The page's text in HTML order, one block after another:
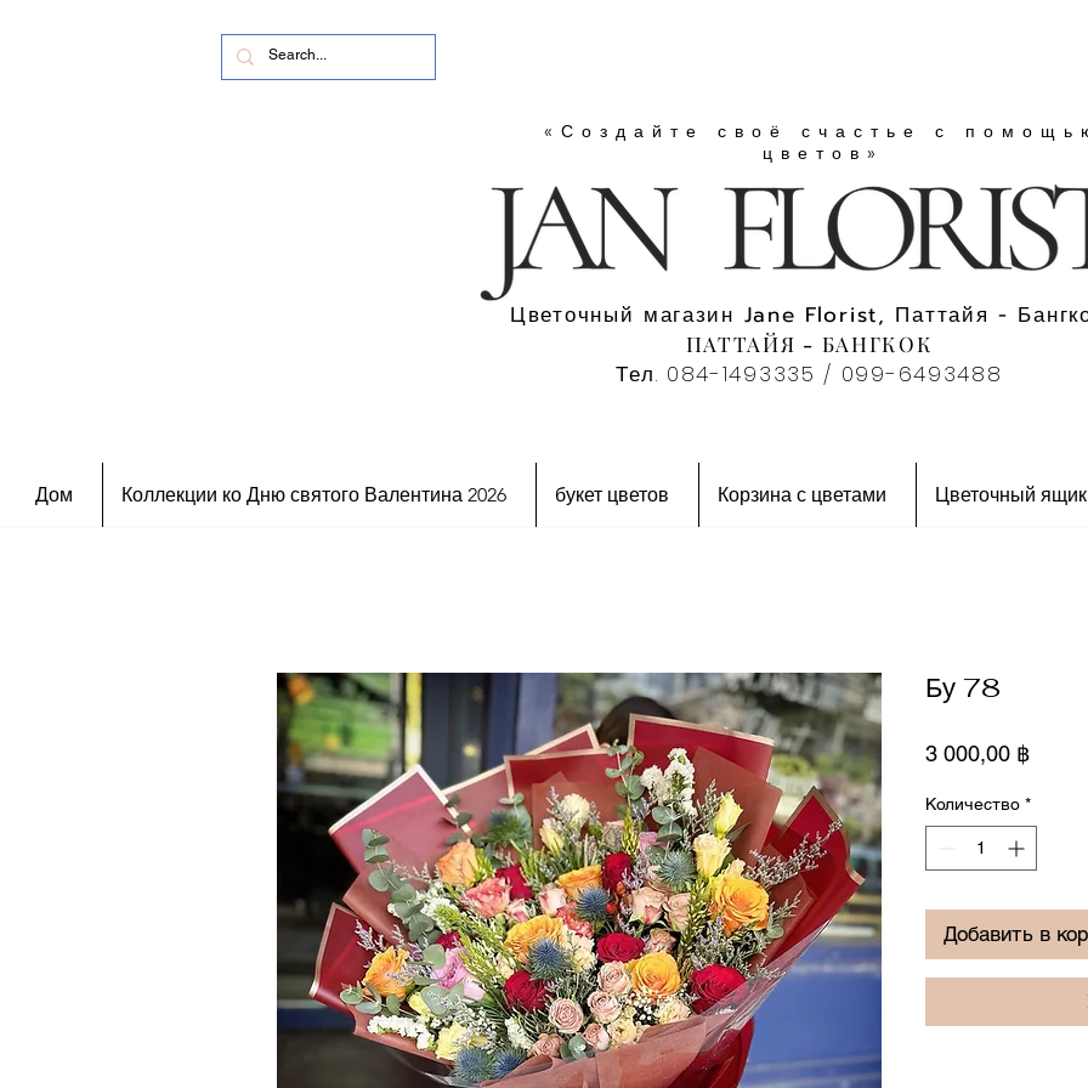
«Создайте своё счастье с
цветов»
Цветочный магазин Jane Florist, Паттайя -
ПАТТАЙЯ - БАНГКОК
Тел. 084-1493335 / 099-6493488
Дом Коллекции ко Дню святого Валентина 2026 букет цветов Корзина с цветами Цветочный ящик
Бу 78
3 000,00 ฿Цена
Количество *
Добавить в